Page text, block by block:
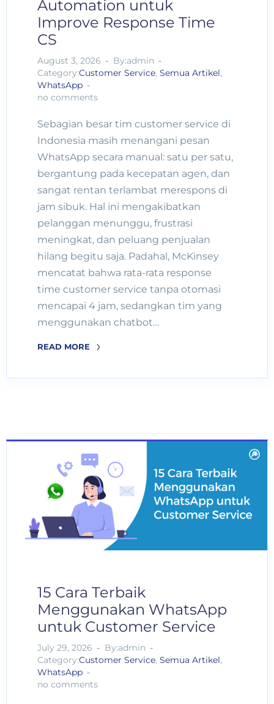
Automation untuk
Improve Response Time
CS
August 3, 2026
By:admin
Category:Customer Service, Semua Artikel,
WhatsApp
no comments
Sebagian besar tim customer service di
Indonesia masih menangani pesan
WhatsApp secara manual: satu per satu,
bergantung pada kecepatan agen, dan
sangat rentan terlambat merespons di
jam sibuk. Hal ini mengakibatkan
pelanggan menunggu, frustrasi
meningkat, dan peluang penjualan
hilang begitu saja. Padahal, McKinsey
mencatat bahwa rata-rata response
time customer service tanpa otomasi
mencapai 4 jam, sedangkan tim yang
menggunakan chatbot…
READ MORE
15 Cara Terbaik
Menggunakan WhatsApp
untuk Customer Service
July 29, 2026
By:admin
Category:Customer Service, Semua Artikel,
WhatsApp
no comments